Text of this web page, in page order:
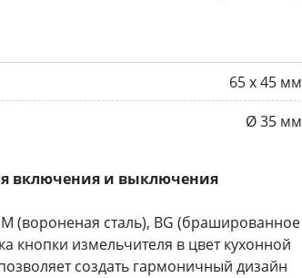
65 х 45 мм
Ø 35 мм
включения и выключения
(вороненая сталь), BG (брашированное
кнопки измельчителя в цвет кухонной
создать гармоничный дизайн